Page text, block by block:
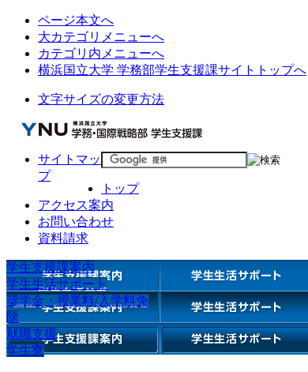
ページ本文へ
大カテゴリメニューへ
カテゴリ内メニューへ
横浜国立大学 学務部学生支援課サイトトップへ
文字サイズの変更方法
サイトマッ
プ
トップ
アクセス案内
お問い合わせ
資料請求
学生支援課案内
学生生活サポート
奨学金・授業料/入学料免
除
就職支援
学生寮